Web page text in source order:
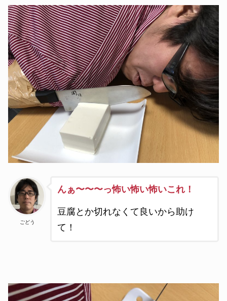
ごどう
んぁ〜〜〜っ怖い怖い怖いこれ！
豆腐とか切れなくて良いから助け
て！